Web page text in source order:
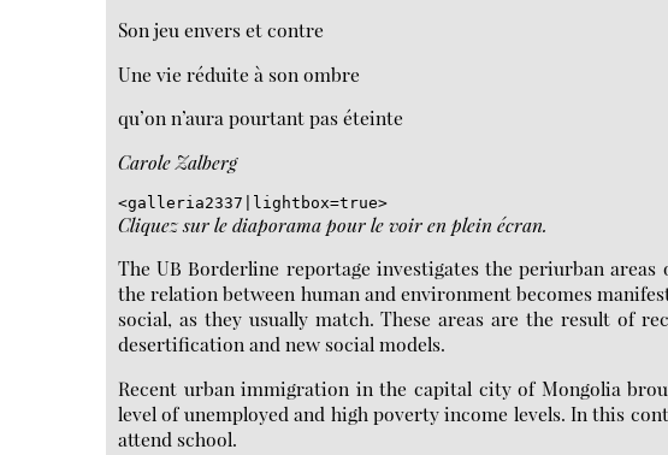
Son jeu envers et contre
Une vie réduite à son ombre
qu’on n’aura pourtant pas éteinte
Carole Zalberg
<galleria2337|lightbox=true>
Cliquez sur le diaporama pour le voir en plein écran.
The UB Borderline reportage investigates the periurban
the relation between human and environment becomes
social, as they usually match. These areas are the result of
desertification and new social models.
Recent urban immigration in the capital city of Mongolia
level of unemployed and high poverty income levels. In this
attend school.